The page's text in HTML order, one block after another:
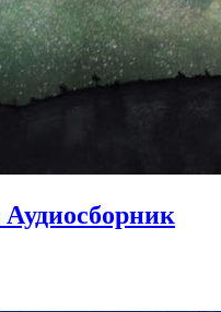
Аудиосборник